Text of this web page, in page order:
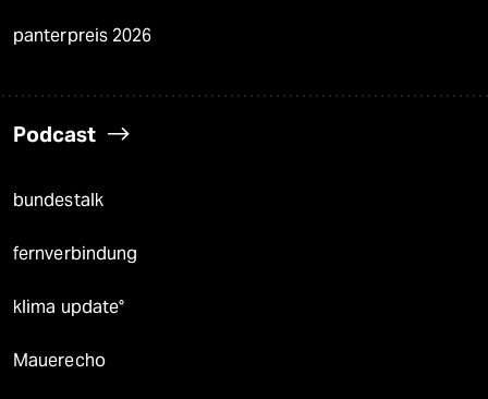
panterpreis 2026
Podcast
bundestalk
fernverbindung
klima update°
Mauerecho